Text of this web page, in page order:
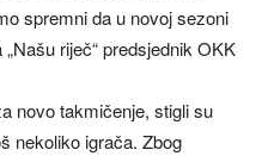
spremni da u novoj sezoni
riječ“ predsjednik OKK
novo takmičenje, stigli su
nekoliko igrača. Zbog